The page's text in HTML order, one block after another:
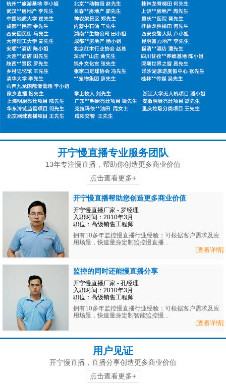
开宁慢直播专业服务团队
13年专注慢直播，帮助你创造更多商业价值
点击查看更多+
开宁慢直播帮助您创造更多商业价值
开宁慢直播厂家 - 罗经理
入职时间：2010年3月
职位：高级销售工程师
拥有10多年监控慢直播行业经验；可根据客户需求及应
用场景，快速量身定制监控慢直播...
[查看详情]
监控的同时还能慢直播分享
开宁慢直播厂家 - 孔经理
入职时间：2010年3月
职位：高级销售工程师
拥有10多年监控慢直播行业经验；可根据客户需求及应
用场景，快速量身定制智能监控慢...
[查看详情]
用户见证
开宁慢直播，直播分享创造更多商业价值
点击查看更多+